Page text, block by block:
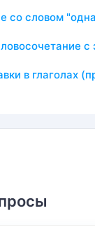
со словом
с
в глаголах